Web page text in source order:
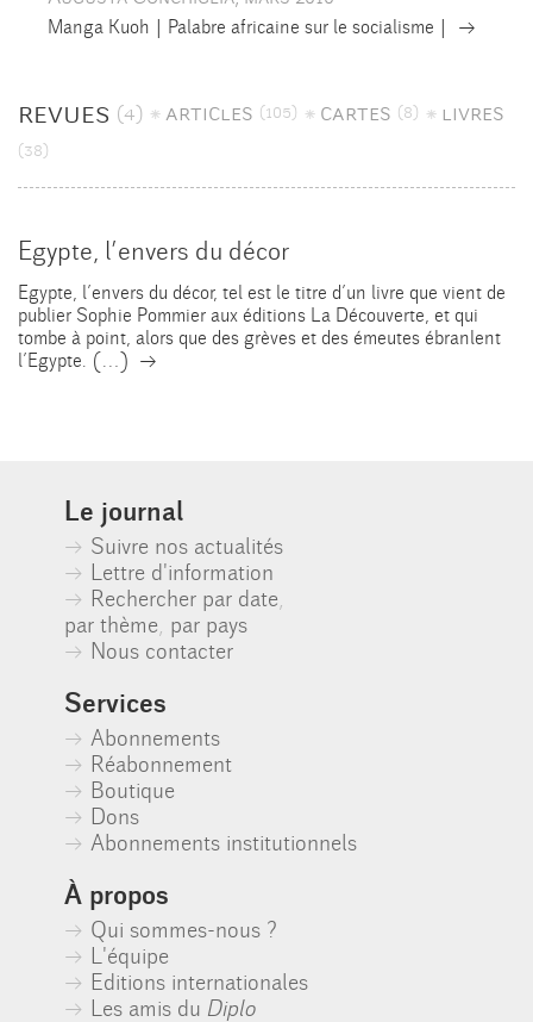
Manga Kuoh | Palabre africaine sur le socialisme | →
revues (4) articles (105) cartes (8) livres
(38)
Egypte, l’envers du décor
Egypte, l’envers du décor, tel est le titre d’un livre que vient de
publier Sophie Pommier aux éditions La Découverte, et qui
tombe à point, alors que des grèves et des émeutes ébranlent
l’Egypte. (…) →
Le journal
Suivre nos actualités
Lettre d'information
Rechercher par date,
par thème, par pays
Nous contacter
Services
Abonnements
Réabonnement
Boutique
Dons
Abonnements institutionnels
À propos
Qui sommes-nous ?
L'équipe
Editions internationales
Les amis du Diplo